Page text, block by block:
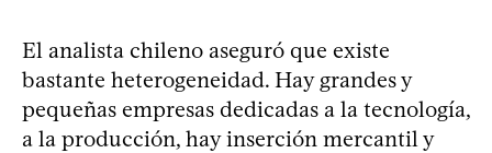
El analista chileno aseguró que existe
bastante heterogeneidad. Hay grandes y
pequeñas empresas dedicadas a la tecnología,
a la producción, hay inserción mercantil y